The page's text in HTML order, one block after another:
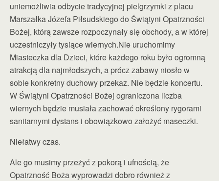
uniemożliwia odbycie tradycyjnej pielgrzymki z placu
Marszałka Józefa Piłsudskiego do Świątyni Opatrzności
Bożej, którą zawsze rozpoczynały się obchody, a w której
uczestniczyły tysiące wiernych.Nie uruchomimy
Miasteczka dla Dzieci, które każdego roku było ogromną
atrakcją dla najmłodszych, a prócz zabawy niosło w
sobie konkretny duchowy przekaz. Nie będzie koncertu.
W Świątyni Opatrzności Bożej ograniczona liczba
wiernych będzie musiała zachować określony rygorami
sanitarnymi dystans i obowiązkowo założyć maseczki.
Niełatwy czas.
Ale go musimy przeżyć z pokorą i ufnością, że
Opatrzność Boża wyprowadzi dobro również z